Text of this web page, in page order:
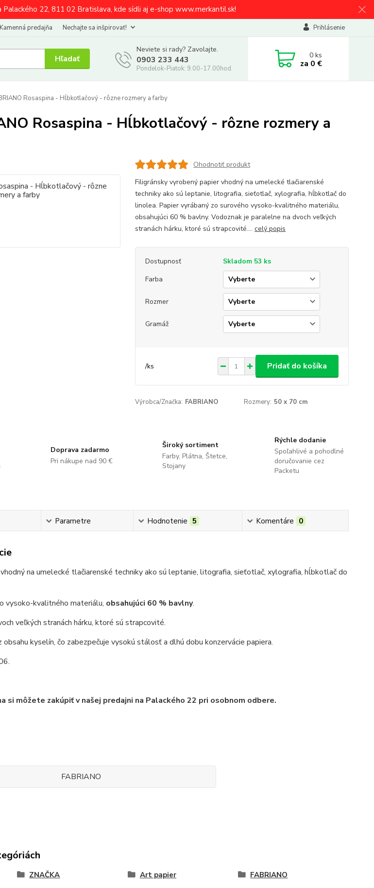
22, 811 02 Bratislava, kde sídli aj e-shop www.merkantil.sk!
Kamenná predajňa Nechajte sa inšpirovať! Prihlásenie
Hľadať
Neviete si rady? Zavolajte.
0903 233 443
Pondelok-Piatok: 9.00-17.00hod.
0ks
za 0 €
Rosaspina - Hĺbkotlačový - rôzne rozmery a farby
Rosaspina - Hĺbkotlačový - rôzne rozmery a
Ohodnotiť produkt
Filigránsky vyrobený papier vhodný na umelecké tlačiarenské
techniky ako sú leptanie, litografia, sieťotlač, xylografia, hĺbkotlač do
linolea. Papier vyrábaný zo surového vysoko-kvalitného materiálu,
obsahujúci 60 % bavlny. Vodoznak je paralelne na dvoch veľkých
stranách hárku, ktoré sú strapcovité.... celý popis
Dostupnosť
Skladom 53 ks
Farba
Rozmer
Gramáž
/ks Pridať do košíka
Výrobca/Značka: FABRIANO Rozmery: 50 x 70 cm
Doprava zadarmo
Pri nákupe nad 90 €
Široký sortiment
Farby, Plátna, Štetce,
Stojany
Rýchle dodanie
Spoľahlivé a pohodlné
doručovanie cez
Packetu
Parametre Hodnotenie 5 Komentáre 0
na umelecké tlačiarenské techniky ako sú leptanie, litografia, sieťotlač, xylografia, hĺbkotlač do
vysoko-kvalitného materiálu, obsahujúci 60 % bavlny.
veľkých stranách hárku, ktoré sú strapcovité.
kyselín, čo zabezpečuje vysokú stálosť a dlhú dobu konzervácie papiera.
si môžete zakúpiť v našej predajni na Palackého 22 pri osobnom odbere.
FABRIANO
ZNAČKA Art papier FABRIANO